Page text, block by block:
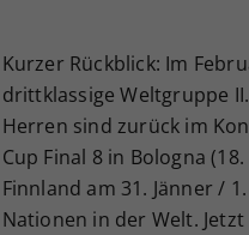
Kurzer Rückblick: Im
drittklassige Weltgruppe
Herren sind zurück im
Cup Final 8 in Bologna
Finnland am 31. Jänner /
Nationen in der Welt.